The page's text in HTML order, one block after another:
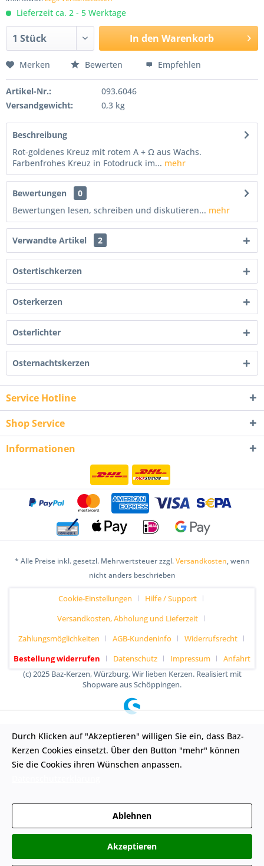
Lieferzeit ca. 2 - 5 Werktage
In den Warenkorb
Merken Bewerten Empfehlen
Artikel-Nr.:
093.6046
Versandgewicht:
0,3 kg
Beschreibung
Rot-goldenes Kreuz mit rotem A + Ω aus Wachs.
Farbenfrohes Kreuz in Fotodruck im... mehr
Bewertungen
0
Bewertungen lesen, schreiben und diskutieren... mehr
Verwandte Artikel 2
Ostertischkerzen
Osterkerzen
Osterlichter
Osternachtskerzen
Service Hotline
Shop Service
Informationen
* Alle Preise inkl. gesetzl. Mehrwertsteuer zzgl.Versandkosten, wenn
nicht anders beschrieben
Cookie-Einstellungen
Hilfe / Support
Versandkosten, Abholung und Lieferzeit
Zahlungsmöglichkeiten
AGB-Kundeninfo
Widerrufsrecht
Bestellung widerrufen
Datenschutz Impressum
Anfahrt
(c) 2025 Baz-Kerzen, Würzburg. Wir lieben Kerzen. Realisiert mit
Shopware aus Schöppingen.
Durch Klicken auf "Akzeptieren" willigen Sie ein, dass Baz-
Kerzen Cookies einsetzt. Über den Button "mehr" können
Sie die Cookies ihren Wünschen anpassen.
Ablehnen
Akzeptieren